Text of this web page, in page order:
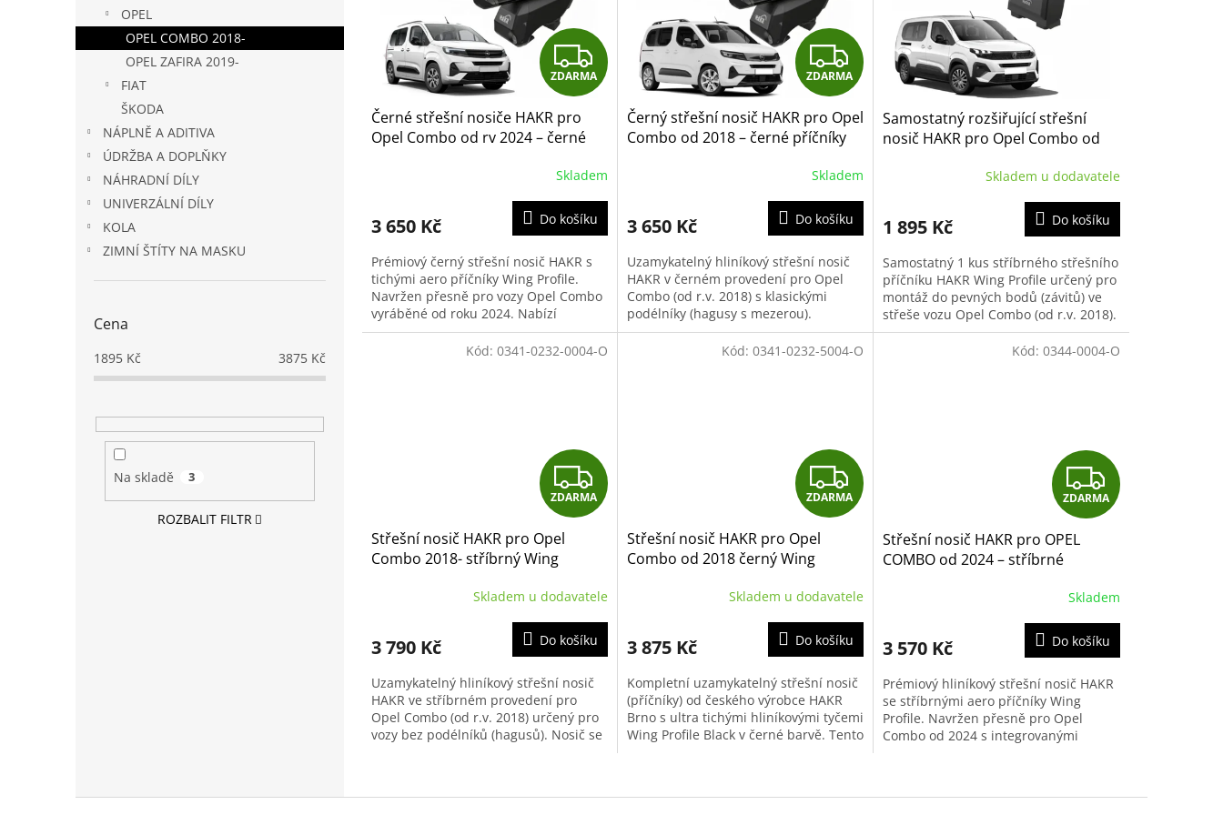
e
l
OPEL
OPEL COMBO 2018-
OPEL ZAFIRA 2019-
FIAT
ŠKODA
NÁPLNĚ A ADITIVA
ÚDRŽBA A DOPLŇKY
NÁHRADNÍ DÍLY
UNIVERZÁLNÍ DÍLY
KOLA
ZIMNÍ ŠTÍTY NA MASKU
Cena
1895 Kč 3875 Kč
Na skladě 3
ROZBALIT FILTR
Z
D
R
M
A
ZDARMA
Černé střešní nosiče HAKR pro
Opel Combo od rv 2024 – černé
Skladem
3 650 Kč Do košíku
Prémiový černý střešní nosič HAKR s
tichými aero příčníky Wing Profile.
Navržen přesně pro vozy Opel Combo
vyráběné od roku 2024. Nabízí
minimální aerodynamický odpor,
Z
D
A
R
M
A
ZDARMA
Černý střešní nosič HAKR pro Opel
Combo od 2018 – černé příčníky
Skladem
3 650 Kč Do košíku
Uzamykatelný hliníkový střešní nosič
HAKR v černém provedení pro Opel
Combo (od r.v. 2018) s klasickými
podélníky (hagusy s mezerou).
Aerodynamické tyče s profilem křídla...
Samostatný rozšiřující střešní
nosič HAKR pro Opel Combo od
pro závit ve střešeSkladem u dodavatele
1 895 Kč Do košíku
Samostatný 1 kus stříbrného střešního
příčníku HAKR Wing Profile určený pro
montáž do pevných bodů (závitů) ve
střeše vozu Opel Combo (od r.v. 2018).
Tento rozšiřující příčník...
Z
D
R
M
A
ZDARMA
Střešní nosič HAKR pro Opel
Combo 2018- stříbrný Wing
Skladem u dodavatele
3 790 Kč Do košíku
Uzamykatelný hliníkový střešní nosič
HAKR ve stříbrném provedení pro
Opel Combo (od r.v. 2018) určený pro
vozy bez podélníků (hagusů). Nosič se
Kód: 0341-0232-0004-O
Z
D
R
M
A
ZDARMA
Střešní nosič HAKR pro Opel
Combo od 2018 černý Wing
Skladem u dodavatele
3 875 Kč Do košíku
Kompletní uzamykatelný střešní nosič
(příčníky) od českého výrobce HAKR
Brno s ultra tichými hliníkovými tyčemi
Wing Profile Black v černé barvě. Tento
Kód: 0341-0232-5004-O
Z
D
R
M
A
ZDARMA
Střešní nosič HAKR pro OPEL
COMBO od 2024 – stříbrné
Skladem
3 570 Kč Do košíku
Prémiový hliníkový střešní nosič HAKR
se stříbrnými aero příčníky Wing
Profile. Navržen přesně pro Opel
Combo od 2024 s integrovanými
Kód: 0344-0004-O
v